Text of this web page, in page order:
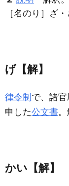
［名のり］ざ
げ【解】
律令制 で、諸官
申した公文書。
かい【解】